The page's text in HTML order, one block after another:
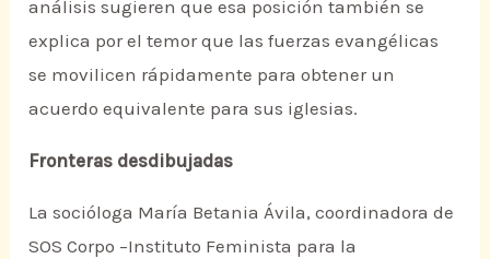
análisis sugieren que esa posición también se
explica por el temor que las fuerzas evangélicas
se movilicen rápidamente para obtener un
acuerdo equivalente para sus iglesias.
Fronteras desdibujadas
La socióloga María Betania Ávila, coordinadora de
SOS Corpo –Instituto Feminista para la